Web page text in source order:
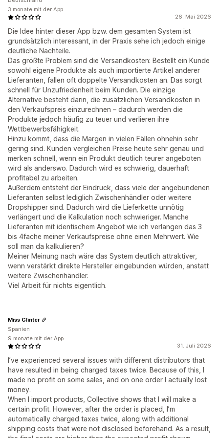
26. Mai 2026
Die Idee hinter dieser App bzw. dem gesamten System ist
grundsätzlich interessant, in der Praxis sehe ich jedoch einige
deutliche Nachteile.
Das größte Problem sind die Versandkosten: Bestellt ein Kunde
sowohl eigene Produkte als auch importierte Artikel anderer
Lieferanten, fallen oft doppelte Versandkosten an. Das sorgt
schnell für Unzufriedenheit beim Kunden. Die einzige
Alternative besteht darin, die zusätzlichen Versandkosten in
den Verkaufspreis einzurechnen – dadurch werden die
Produkte jedoch häufig zu teuer und verlieren ihre
Wettbewerbsfähigkeit.
Hinzu kommt, dass die Margen in vielen Fällen ohnehin sehr
gering sind. Kunden vergleichen Preise heute sehr genau und
merken schnell, wenn ein Produkt deutlich teurer angeboten
wird als anderswo. Dadurch wird es schwierig, dauerhaft
profitabel zu arbeiten.
Außerdem entsteht der Eindruck, dass viele der angebundenen
Lieferanten selbst lediglich Zwischenhändler oder weitere
Dropshipper sind. Dadurch wird die Lieferkette unnötig
verlängert und die Kalkulation noch schwieriger. Manche
Lieferanten mit identischem Angebot wie ich verlangen das 3
bis 4fache meiner Verkaufspreise ohne einen Mehrwert. Wie
soll man da kalkulieren?
Meiner Meinung nach wäre das System deutlich attraktiver,
wenn verstärkt direkte Hersteller eingebunden würden, anstatt
weitere Zwischenhändler.
Viel Arbeit für nichts eigentlich.
3 monate mit der App
31. Juli 2026
I’ve experienced several issues with different distributors that
have resulted in being charged taxes twice. Because of this, I
made no profit on some sales, and on one order I actually lost
money.
When I import products, Collective shows that I will make a
certain profit. However, after the order is placed, I’m
automatically charged taxes twice, along with additional
shipping costs that were not disclosed beforehand. As a result,
Miss Glinter
Spanien
9 monate mit der App